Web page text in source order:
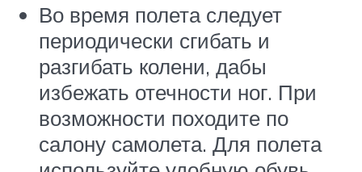
Во время полета следует
периодически сгибать и
разгибать колени, дабы
избежать отечности ног. При
возможности походите по
салону самолета. Для полета